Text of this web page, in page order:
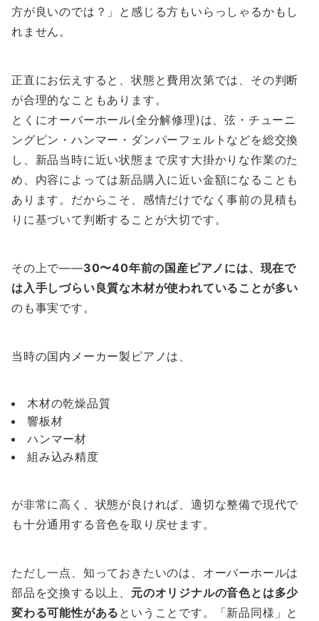
方が良いのでは？」と感じる方もいらっしゃるかもし
れません。
正直にお伝えすると、状態と費用次第では、その判断
が合理的なこともあります。
とくにオーバーホール(全分解修理)は、弦・チューニ
ングピン・ハンマー・ダンパーフェルトなどを総交換
し、新品当時に近い状態まで戻す大掛かりな作業のた
め、内容によっては新品購入に近い金額になることも
あります。だからこそ、感情だけでなく事前の見積も
りに基づいて判断することが大切です。
その上で——30〜40年前の国産ピアノには、現在で
は入手しづらい良質な木材が使われていることが多い
のも事実です。
当時の国内メーカー製ピアノは、
木材の乾燥品質
響板材
ハンマー材
組み込み精度
が非常に高く、状態が良ければ、適切な整備で現代で
も十分通用する音色を取り戻せます。
ただし一点、知っておきたいのは、オーバーホールは
部品を交換する以上、 元のオリジナルの音色とは多少
変わる可能性がある ということです。「新品同様」と